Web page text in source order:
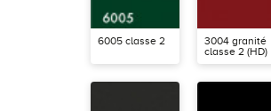
6005 classe 2
3004 granité
classe 2 (HD)